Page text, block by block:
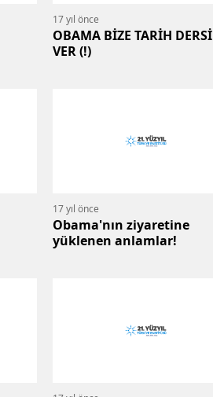
17 yıl önce
OBAMA BİZE TARİH DERSİ
VER (!)
17 yıl önce
Obama'nın ziyaretine
yüklenen anlamlar!